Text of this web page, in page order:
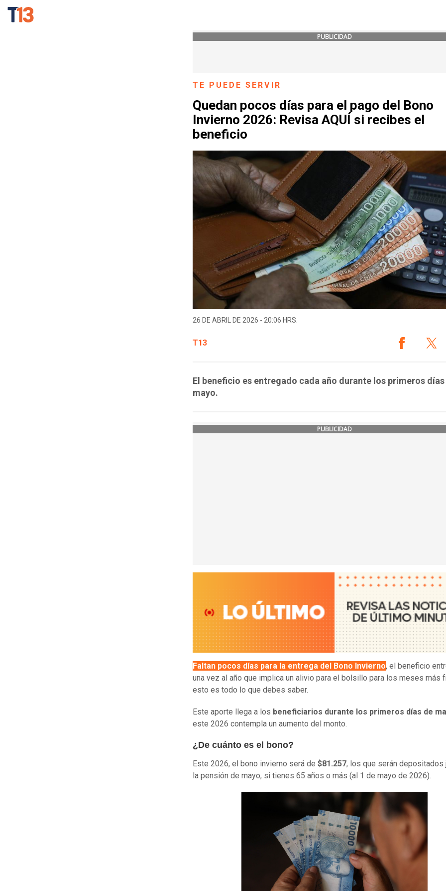
PUBLICIDAD
TE PUEDE SERVIR
Quedan pocos días para el pago del Bono
Invierno 2026: Revisa AQUÍ si recibes el
beneficio
26 DE ABRIL DE 2026 - 20:06 HRS.
T13
El beneficio es entregado cada año durante los primeros
mayo.
PUBLICIDAD
Faltan pocos días para la entrega del Bono Invierno, el beneficio
una vez al año que implica un alivio para el bolsillo para los meses más
esto es todo lo que debes saber.
Este aporte llega a los beneficiarios durante los primeros días de
este 2026 contempla un aumento del monto.
¿De cuánto es el bono?
Este 2026, el bono invierno será de $81.257, los que serán depositados
la pensión de mayo, si tienes 65 años o más (al 1 de mayo de 2026).